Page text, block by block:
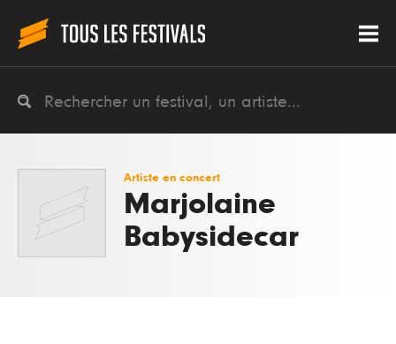
Artiste en concert
Marjolaine
Babysidecar